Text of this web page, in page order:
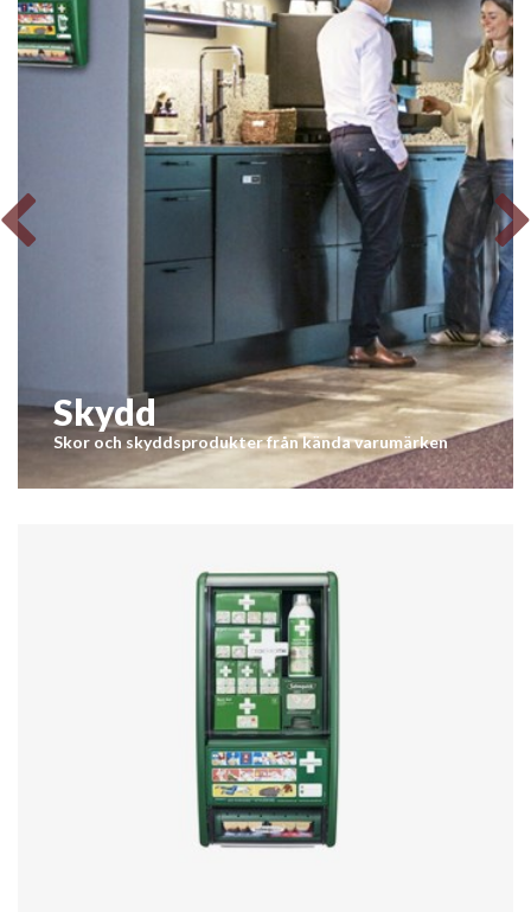
Skydd
Skor och skyddsprodukter från kända varumärken